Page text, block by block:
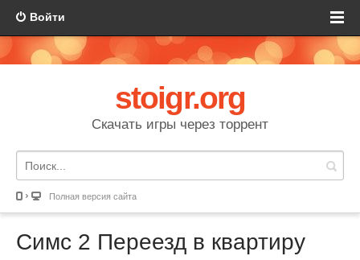
Войти
stoigr.org
Скачать игры через торрент
Полная версия сайта
Симс 2 Переезд в квартиру